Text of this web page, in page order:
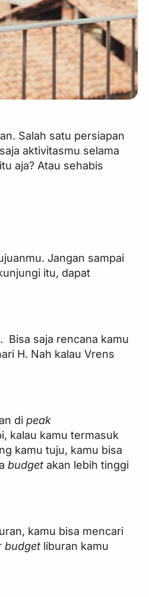
Salah satu persiapan
aktivitasmu selama
aja? Atau sehabis
Jangan sampai
itu, dapat
Bisa saja rencana kamu
H. Nah kalau Vrens
dipeak
kalau kamu termasuk
kamu tuju, kamu bisa
budget akan lebih tinggi
kamu bisa mencari
budget liburan kamu